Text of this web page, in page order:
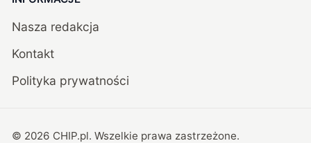
Nasza redakcja
Kontakt
Polityka prywatności
© 2026 CHIP.pl. Wszelkie prawa zastrzeżone.